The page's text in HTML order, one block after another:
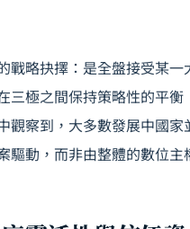
戰略抉擇：是全盤接受某
極之間保持策略性的平
觀察到，大多數發展中國
動，而非由整體的數位主